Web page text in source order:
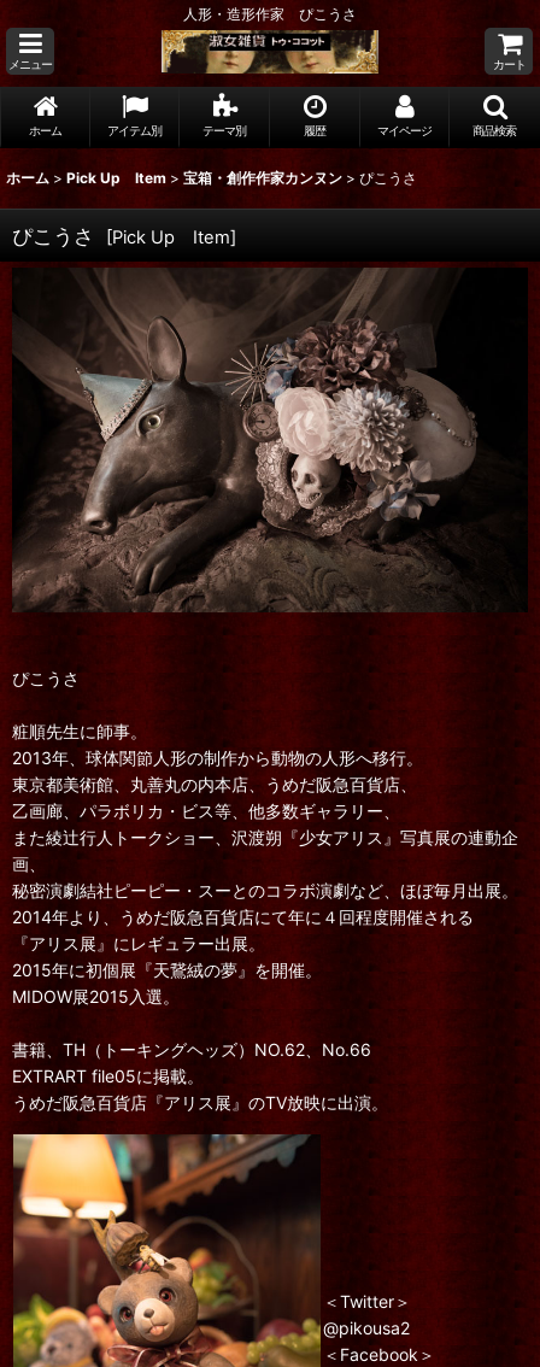
人形・造形作家 ぴこうさ
メニュー カート
ホーム アイテム別 テーマ別 履歴 マイページ 商品検索
ホーム > Pick Up Item > 宝箱・創作作家カンヌン > ぴこうさ
ぴこうさ [Pick Up Item]
ぴこうさ
粧順先生に師事。
2013年、球体関節人形の制作から動物の人形へ移行。
東京都美術館、丸善丸の内本店、うめだ阪急百貨店、
乙画廊、パラボリカ・ビス等、他多数ギャラリー、
また綾辻行人トークショー、沢渡朔『少女アリス』写真展の連動企
画、
秘密演劇結社ピーピー・スーとのコラボ演劇など、ほぼ毎月出展。
2014年より、うめだ阪急百貨店にて年に４回程度開催される
『アリス展』にレギュラー出展。
2015年に初個展『天鵞絨の夢』を開催。
MIDOW展2015入選。
書籍、TH（トーキングヘッズ）NO.62、No.66
EXTRART file05に掲載。
うめだ阪急百貨店『アリス展』のTV放映に出演。
＜Twitter＞
@pikousa2
＜Facebook＞